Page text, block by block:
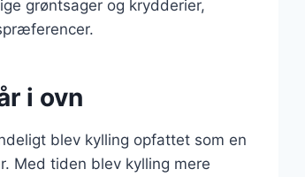
grøntsager og krydderier,
i ovn
blev kylling opfattet som en
Med tiden blev kylling mere